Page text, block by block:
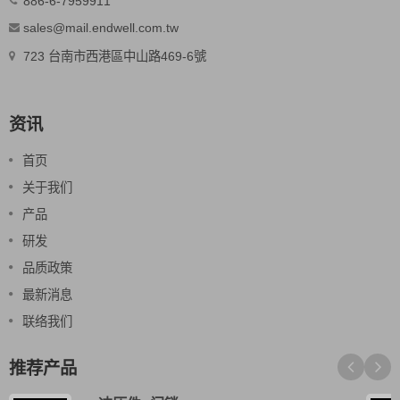
sales@mail.endwell.com.tw
723 台南市西港區中山路469-6號
资讯
首页
关于我们
产品
研发
品质政策
最新消息
联络我们
推荐产品